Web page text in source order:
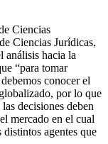
Ciencias
Ciencias Jurídicas,
hacia la
“para tomar
conocer el
por lo que
decisiones deben
mercado en el cual
agentes que